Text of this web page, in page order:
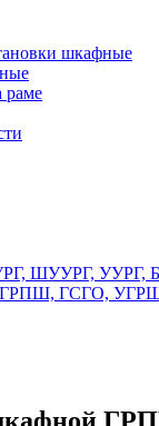
шкафные
раме
ШУУРГ, УУРГ,
ГРПШ, ГСГО,